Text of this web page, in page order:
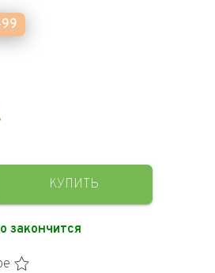
КУПИТЬ
закончится